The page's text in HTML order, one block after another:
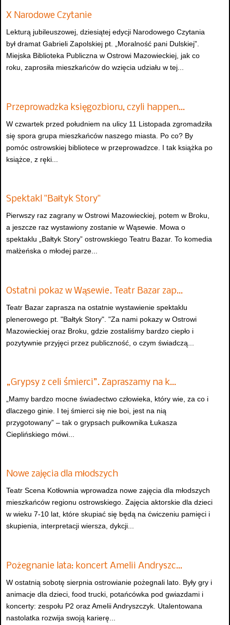
X Narodowe Czytanie
Lekturą jubileuszowej, dziesiątej edycji Narodowego Czytania
był dramat Gabrieli Zapolskiej pt. „Moralność pani Dulskiej”.
Miejska Biblioteka Publiczna w Ostrowi Mazowieckiej, jak co
roku, zaprosiła mieszkańców do wzięcia udziału w tej...
Przeprowadzka księgozbioru, czyli happen…
W czwartek przed południem na ulicy 11 Listopada zgromadziła
się spora grupa mieszkańców naszego miasta. Po co? By
pomóc ostrowskiej bibliotece w przeprowadzce. I tak książka po
książce, z ręki...
Spektakl "Bałtyk Story"
Pierwszy raz zagrany w Ostrowi Mazowieckiej, potem w Broku,
a jeszcze raz wystawiony zostanie w Wąsewie. Mowa o
spektaklu „Bałtyk Story” ostrowskiego Teatru Bazar. To komedia
małżeńska o młodej parze...
Ostatni pokaz w Wąsewie. Teatr Bazar zap…
Teatr Bazar zaprasza na ostatnie wystawienie spektaklu
plenerowego pt. "Bałtyk Story". "Za nami pokazy w Ostrowi
Mazowieckiej oraz Broku, gdzie zostaliśmy bardzo ciepło i
pozytywnie przyjęci przez publiczność, o czym świadczą...
„Grypsy z celi śmierci”. Zapraszamy na k…
„Mamy bardzo mocne świadectwo człowieka, który wie, za co i
dlaczego ginie. I tej śmierci się nie boi, jest na nią
przygotowany” – tak o grypsach pułkownika Łukasza
Cieplińskiego mówi...
Nowe zajęcia dla młodszych
Teatr Scena Kotłownia wprowadza nowe zajęcia dla młodszych
mieszkańców regionu ostrowskiego. Zajęcia aktorskie dla dzieci
w wieku 7-10 lat, które skupiać się będą na ćwiczeniu pamięci i
skupienia, interpretacji wiersza, dykcji...
Pożegnanie lata: koncert Amelii Andryszc…
W ostatnią sobotę sierpnia ostrowianie pożegnali lato. Były gry i
animacje dla dzieci, food trucki, potańcówka pod gwiazdami i
koncerty: zespołu P2 oraz Amelii Andryszczyk. Utalentowana
nastolatka rozwija swoją karierę...